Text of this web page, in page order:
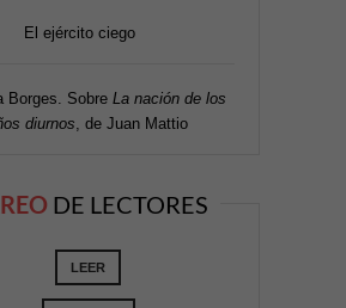
El ejército ciego
Borges. Sobre La nación de los
diurnos , de Juan Mattio
DE LECTORES
LEER